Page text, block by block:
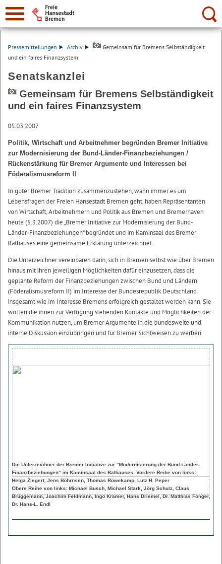
Suche:
Pressemitteilungen Archiv
Gemeinsam für Bremens Selbständigkeit
und ein faires Finanzsystem
Senatskanzlei
Gemeinsam für Bremens Selbständigkeit
und ein faires Finanzsystem
05.03.2007
Politik, Wirtschaft und Arbeitnehmer begründen Bremer Initiative
zur Modernisierung der Bund-Länder-Finanzbeziehungen /
Rückenstärkung für Bremer Argumente und Interessen bei
Föderalismusreform II
In guter Bremer Tradition zusammenzustehen, wann immer es um
Lebensfragen der Freien Hansestadt Bremen geht, haben Repräsentanten
von Wirtschaft, Arbeitnehmern und Politik aus Bremen und Bremerhaven
heute (5.3.2007) die „Bremer Initiative zur Modernisierung der Bund-
Länder-Finanzbeziehungen“ begründet und im Kaminsaal des Bremer
Rathauses eine gemeinsame Erklärung unterzeichnet.
Die Unterzeichner vereinbaren darin, sich in Bremen selbst wie über Bremen
hinaus mit ihren jeweiligen Möglichkeiten dafür einzusetzen, dass die
geplante Reform der Finanzbeziehungen zwischen Bund und Ländern
(Föderalismusreform II) im Interesse der Bundesrepublik Deutschland
insgesamt wie im Interesse Bremens erfolgreich gestaltet werden kann. Sie
wollen die ihnen zur Verfügung stehenden Kontakte und Möglichkeiten der
Kommunikation nutzen, um Bremer Argumente in die bundesweite und
interne Diskussion einzubringen und für Bremer Sichtweisen zu werben.
Die Unterzeichner der Bremer Initiative zur "Modernisierung der Bund-Länder-
Finanzbeziehungen" im Kaminsaal des Rathauses. Vordere Reihe von links:
Helga Ziegert; Jens Böhrnsen, Thomas Röwekamp, Lutz H. Peper
Obere Reihe von links: Michael Busch, Michael Stark, Jörg Schulz, Claus
Brüggemann, Joachim Feldmann, Ingo Kramer, Hans Driemel, Dr. Matthias Fonger,
Dr. Hans-L. Endl